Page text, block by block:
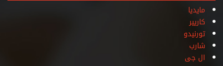
مايديا
كاريير
تورنيدو
شارب
ال جى